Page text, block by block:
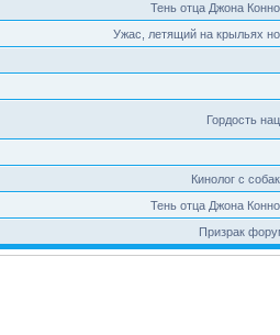
Тень отца Джона
Ужас, летящий на крыльях
Гордость
Кинолог с
Тень отца Джона
Призрак